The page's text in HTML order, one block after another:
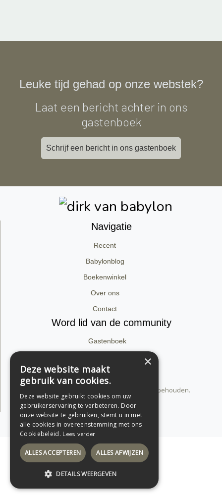
Leuke tijd gehad op onze webstek?
Laat een bericht achter in ons
gastenboek
Schrijf een bericht in ons gastenboek
Navigatie
Recent
Babylonblog
Boekenwinkel
Over ons
Contact
Word lid van de community
Gastenboek
Instagram
© 2026 dirk van babylon. Alle rechten voorbehouden.
Privacyverklaring
Support by Conversal
×
Deze website maakt
gebruik van cookies.
Deze website gebruikt cookies om uw
gebruikerservaring te verbeteren. Door
onze website te gebruiken, stemt u in met
alle cookies in overeenstemming met ons
Cookiebeleid. Lees verder
ALLES ACCEPTEREN ALLES AFWIJZEN
DETAILS WEERGEVEN